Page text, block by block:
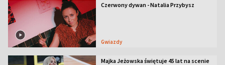
Czerwony dywan - Natalia Przybysz
Gwiazdy
Majka Jeżowska świętuje 45 lat na scenie